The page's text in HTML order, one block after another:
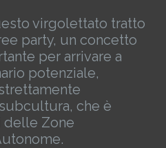
virgolettato tratto
party, un concetto
per arrivare a
potenziale,
che è
delle Zone